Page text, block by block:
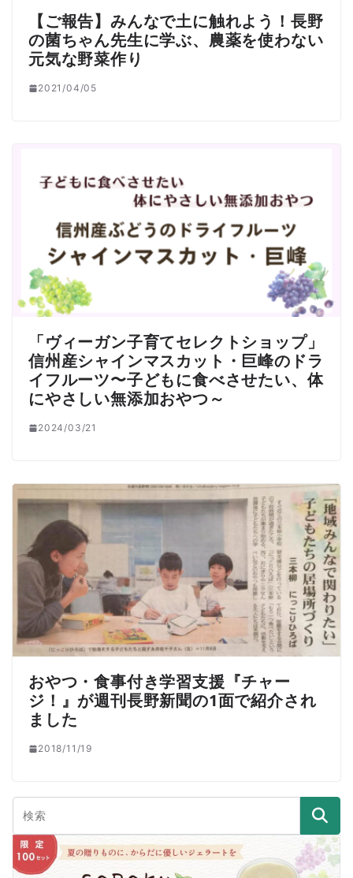
【ご報告】みんなで土に触れよう！長野
の菌ちゃん先生に学ぶ、農薬を使わない
元気な野菜作り
2021/04/05
「ヴィーガン子育てセレクトショップ」
信州産シャインマスカット・巨峰のドラ
イフルーツ〜子どもに食べさせたい、体
にやさしい無添加おやつ～
2024/03/21
おやつ・食事付き学習支援『チャー
ジ！』が週刊長野新聞の1面で紹介され
ました
2018/11/19